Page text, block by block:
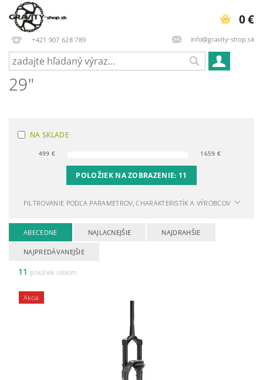
+421 907 628 789 info@gravity-shop.sk
0 €
29"
NA SKLADE
499 € 1659 €
POLOŽIEK NA ZOBRAZENIE: 11
FILTROVANIE PODĽA PARAMETROV, CHARAKTERISTÍK A VÝROBCOV
ABECEDNE NAJLACNEJŠIE NAJDRAHŠIE
NAJPREDÁVANEJŠIE
11 položiek celkom
Akcia